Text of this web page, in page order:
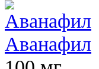
Аванафил